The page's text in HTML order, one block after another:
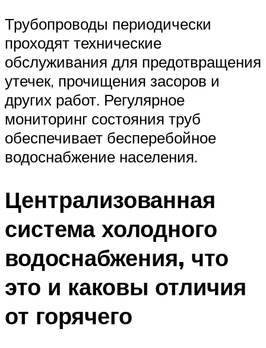
Трубопроводы периодически
проходят технические
обслуживания для предотвращения
утечек, прочищения засоров и
других работ. Регулярное
мониторинг состояния труб
обеспечивает бесперебойное
водоснабжение населения.
Централизованная
система холодного
водоснабжения, что
это и каковы отличия
от горячего